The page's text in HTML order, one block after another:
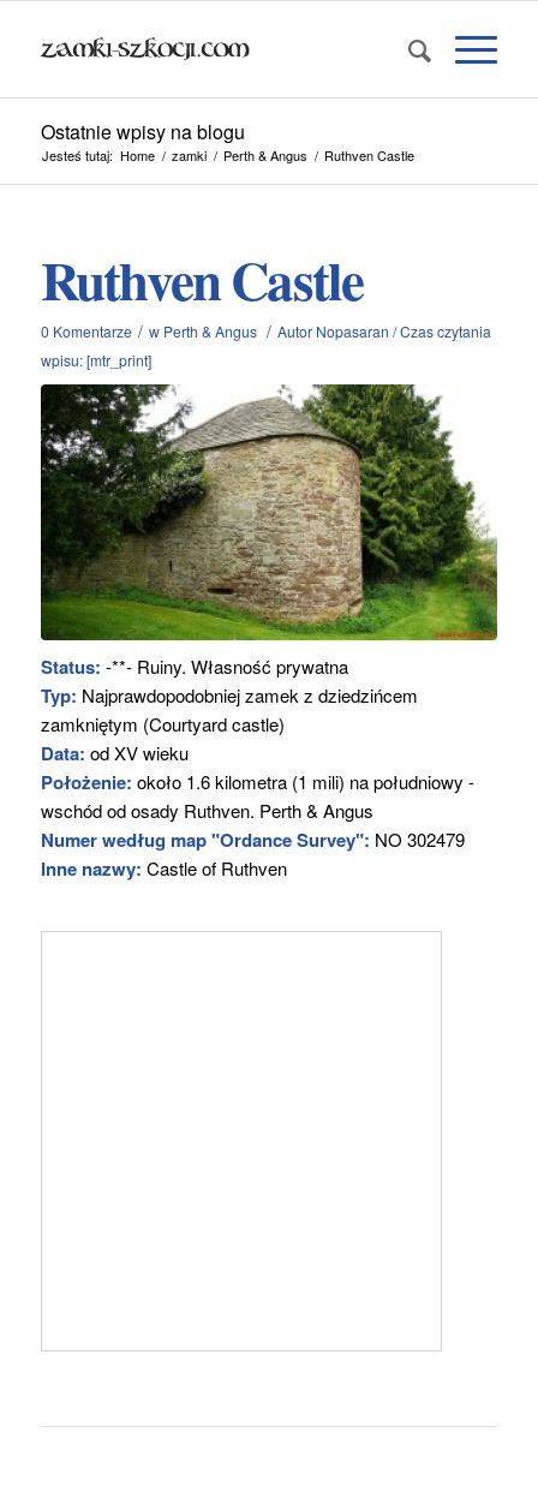
Ostatnie wpisy na blogu
Jesteś tutaj: Home / zamki / Perth & Angus / Ruthven Castle
Ruthven Castle
0 Komentarze / w Perth & Angus / Autor Nopasaran /Czas czytania
wpisu: [mtr_print]
Status: -**- Ruiny. Własność prywatna
Typ: Najprawdopodobniej zamek z dziedzińcem
zamkniętym (Courtyard castle)
Data: od XV wieku
Położenie: około 1.6 kilometra (1 mili) na południowy -
wschód od osady Ruthven. Perth & Angus
Numer według map "Ordance Survey": NO 302479
Inne nazwy: Castle of Ruthven